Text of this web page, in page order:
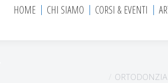
HOME CHI SIAMO CORSI & EVENTI